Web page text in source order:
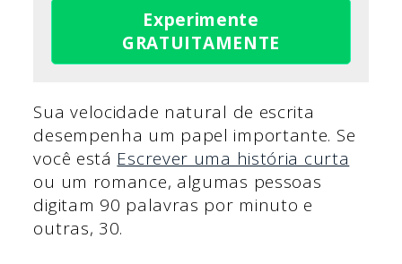
Experimente
GRATUITAMENTE
Sua velocidade natural de escrita
desempenha um papel importante. Se
você está Escrever uma história curta
ou um romance, algumas pessoas
digitam 90 palavras por minuto e
outras, 30.